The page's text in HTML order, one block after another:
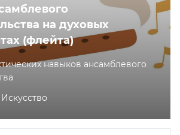
на духовых
(флейта)
навыков ансамблевого